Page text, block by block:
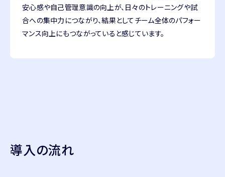
安心感や自己管理意識の向上が、日々のトレーニングや試
合への集中力につながり、結果としてチーム全体のパフォー
マンス向上にもつながっていると感じています。
導入の流れ